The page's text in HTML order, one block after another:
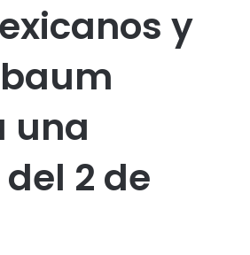
y
una
2 de